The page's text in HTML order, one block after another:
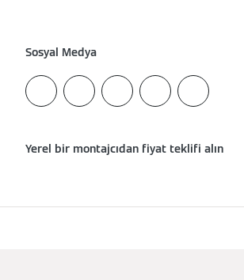
Sosyal Medya
Yerel bir montajcıdan fiyat teklifi alın